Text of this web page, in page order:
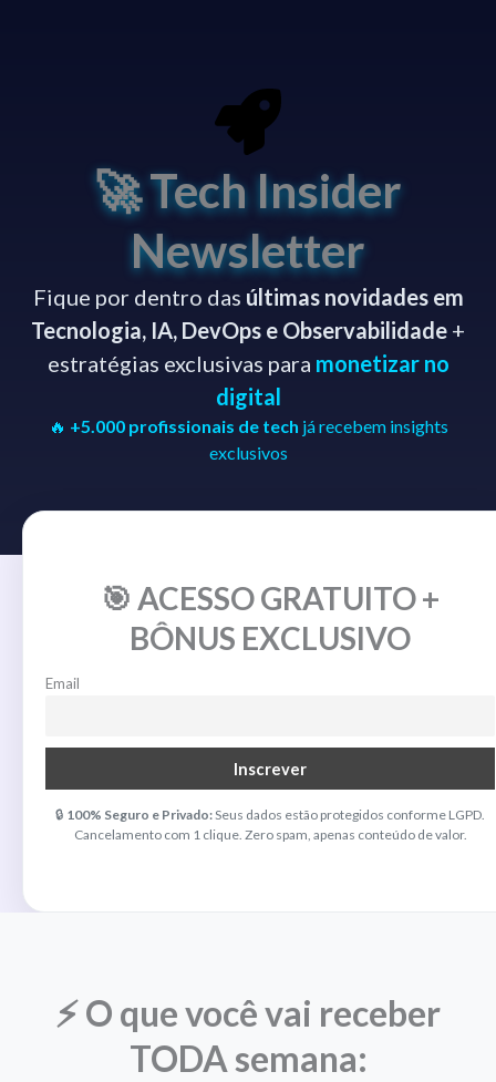
🚀 Tech Insider
Newsletter
Fique por dentro das últimas novidades em
Tecnologia, IA, DevOps e Observabilidade +
estratégias exclusivas para monetizar no
digital
🔥 +5.000 profissionais de tech já recebem insights
exclusivos
🎯 ACESSO GRATUITO +
BÔNUS EXCLUSIVO
Email
🔒 100% Seguro e Privado:Seus dados estão protegidos conforme LGPD.
Cancelamento com 1 clique. Zero spam, apenas conteúdo de valor.
⚡ O que você vai receber
TODA semana: